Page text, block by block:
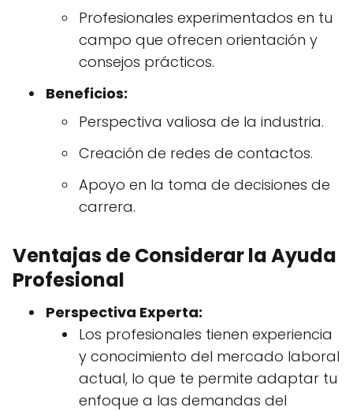
Profesionales experimentados en tu
campo que ofrecen orientación y
consejos prácticos.
Beneficios:
Perspectiva valiosa de la industria.
Creación de redes de contactos.
Apoyo en la toma de decisiones de
carrera.
Ventajas de Considerar la Ayuda
Profesional
Perspectiva Experta:
Los profesionales tienen experiencia
y conocimiento del mercado laboral
actual, lo que te permite adaptar tu
enfoque a las demandas del